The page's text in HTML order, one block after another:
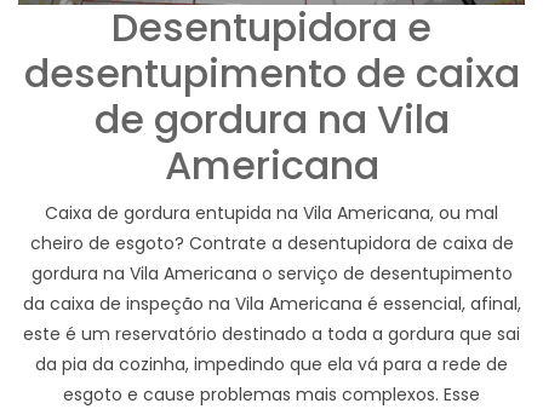
Desentupidora e
desentupimento de caixa
de gordura na Vila
Americana
Caixa de gordura entupida na Vila Americana, ou mal
cheiro de esgoto? Contrate a desentupidora de caixa de
gordura na Vila Americana o serviço de desentupimento
da caixa de inspeção na Vila Americana é essencial, afinal,
este é um reservatório destinado a toda a gordura que sai
da pia da cozinha, impedindo que ela vá para a rede de
esgoto e cause problemas mais complexos. Esse